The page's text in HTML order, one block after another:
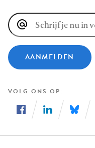
E-
mailadres
AANMELDEN
VOLG ONS OP
ons
ons
ons